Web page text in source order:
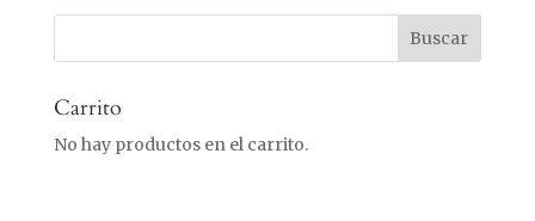
Carrito
No hay productos en el carrito.